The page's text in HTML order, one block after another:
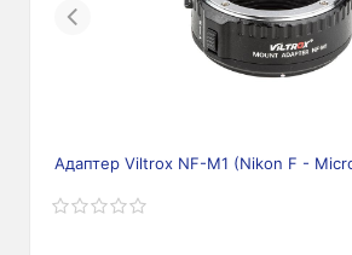
Previous
Адаптер Viltrox NF-M1 (Nikon F -